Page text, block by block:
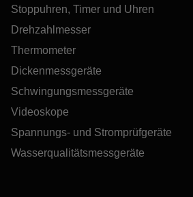
Stoppuhren, Timer und Uhren
Drehzahlmesser
Thermometer
Dickenmessgeräte
Schwingungsmessgeräte
Videoskope
Spannungs- und Stromprüfgeräte
Wasserqualitätsmessgeräte